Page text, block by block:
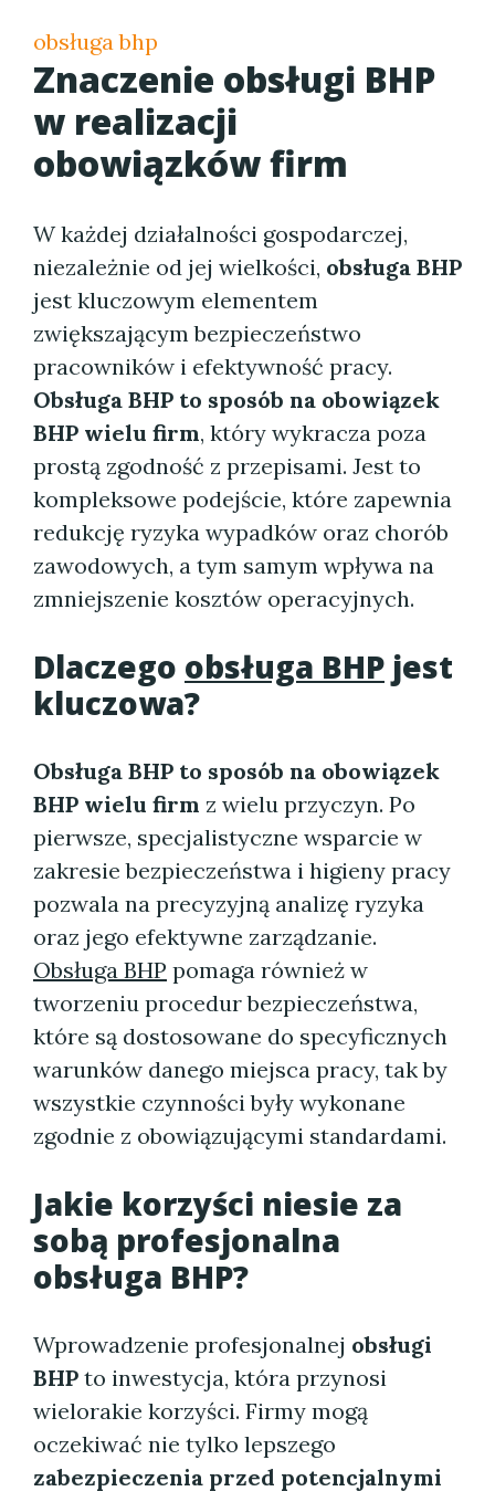
obsługa bhp
Znaczenie obsługi BHP
w realizacji
obowiązków firm
W każdej działalności gospodarczej,
niezależnie od jej wielkości, obsługa BHP
jest kluczowym elementem
zwiększającym bezpieczeństwo
pracowników i efektywność pracy.
Obsługa BHP to sposób na obowiązek
BHP wielu firm, który wykracza poza
prostą zgodność z przepisami. Jest to
kompleksowe podejście, które zapewnia
redukcję ryzyka wypadków oraz chorób
zawodowych, a tym samym wpływa na
zmniejszenie kosztów operacyjnych.
Dlaczego obsługa BHP jest
kluczowa?
Obsługa BHP to sposób na obowiązek
BHP wielu firm z wielu przyczyn. Po
pierwsze, specjalistyczne wsparcie w
zakresie bezpieczeństwa i higieny pracy
pozwala na precyzyjną analizę ryzyka
oraz jego efektywne zarządzanie.
Obsługa BHP pomaga również w
tworzeniu procedur bezpieczeństwa,
które są dostosowane do specyficznych
warunków danego miejsca pracy, tak by
wszystkie czynności były wykonane
zgodnie z obowiązującymi standardami.
Jakie korzyści niesie za
sobą profesjonalna
obsługa BHP?
Wprowadzenie profesjonalnej obsługi
BHP to inwestycja, która przynosi
wielorakie korzyści. Firmy mogą
oczekiwać nie tylko lepszego
zabezpieczenia przed potencjalnymi